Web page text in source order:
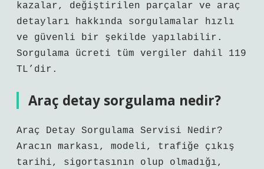
kazalar, değiştirilen parçalar ve araç
detayları hakkında sorgulamalar hızlı
ve güvenli bir şekilde yapılabilir.
Sorgulama ücreti tüm vergiler dahil 119
TL’dir.
Araç detay sorgulama nedir?
Araç Detay Sorgulama Servisi Nedir?
Aracın markası, modeli, trafiğe çıkış
tarihi, sigortasının olup olmadığı,